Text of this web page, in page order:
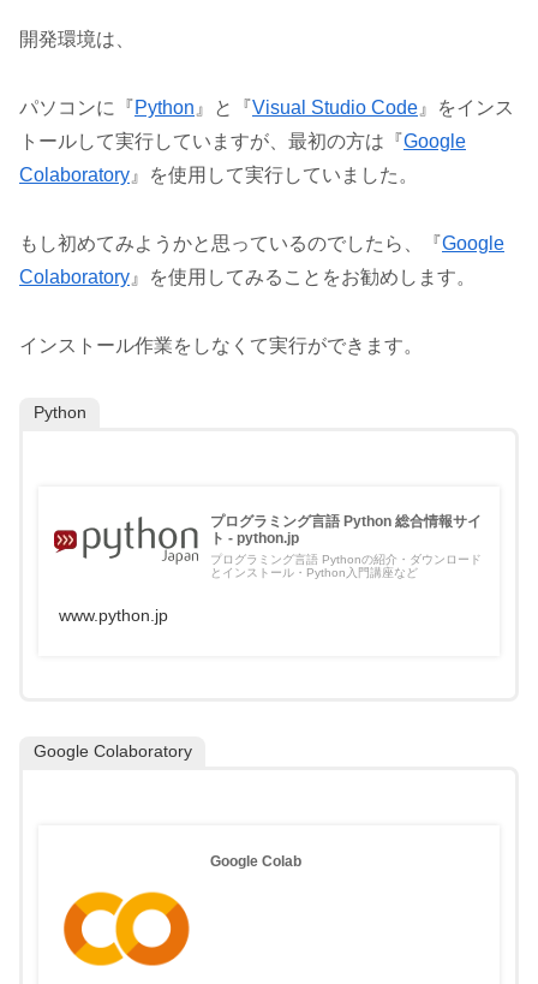
開発環境は、
パソコンに『Python 』と『Visual Studio Code 』をインス
トールして実行していますが、最初の方は『Google
Colaboratory 』を使用して実行していました。
もし初めてみようかと思っているのでしたら、『Google
Colaboratory 』を使用してみることをお勧めします。
インストール作業をしなくて実行ができます。
Python
プログラミング言語 Python 総合情報サイ
ト - python.jp
プログラミング言語 Pythonの紹介・ダウンロード
とインストール・Python入門講座など
www.python.jp
Google Colaboratory
Google Colab